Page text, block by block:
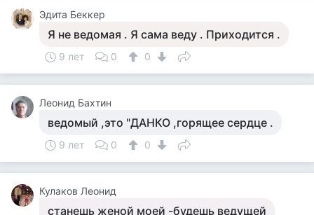
Эдита Беккер
Я не ведомая . Я сама веду . Приходится .
9 лет 0 0
Леонид Бахтин
ведомый ,это "ДАНКО ,горящее сердце .
9 лет 0 0
Кулаков Леонид
станешь женой моей -будешь ведущей